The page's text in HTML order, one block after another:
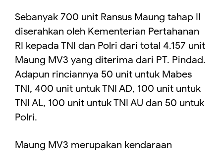
Sebanyak 700 unit Ransus Maung tahap II
diserahkan oleh Kementerian Pertahanan
RI kepada TNI dan Polri dari total 4.157 unit
Maung MV3 yang diterima dari PT. Pindad.
Adapun rinciannya 50 unit untuk Mabes
TNI, 400 unit untuk TNI AD, 100 unit untuk
TNI AL, 100 unit untuk TNI AU dan 50 untuk
Polri.
Maung MV3 merupakan kendaraan